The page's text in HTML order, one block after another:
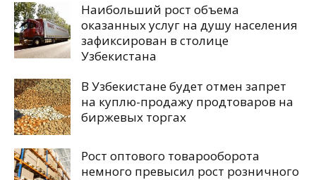
Наибольший рост объема
оказанных услуг на душу населения
зафиксирован в столице
Узбекистана
В Узбекистане будет отмен запрет
на куплю-продажу продтоваров на
биржевых торгах
Рост оптового товарооборота
немного превысил рост розничного